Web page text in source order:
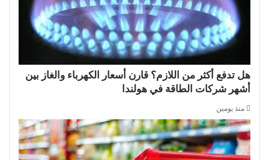
هل تدفع أكثر من اللازم؟ قارن أسعار الكهرباء والغاز بين
أشهر شركات الطاقة في هولندا
منذ يومين